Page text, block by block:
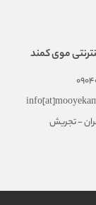
موی کمند
- تجریش